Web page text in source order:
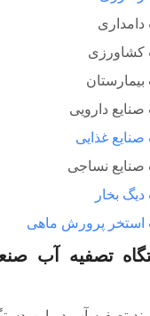
کشاورزی
دارویی
غذایی
صنایع نساجی
بخار
استخر پرورش ماهی